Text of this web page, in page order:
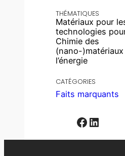
THÉMATIQUES
Matériaux pour
technologies
Chimie des
(nano-
l’énergie
CATÉGORIES
Faits marquants
Facebook LinkedIn